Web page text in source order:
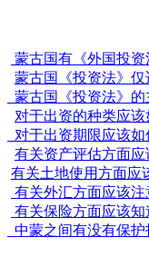
蒙古国有《外国投资
蒙古国《投资法》
蒙古国《投资法》的
对于出资的种类应该
对于出资期限应该如
有关资产评估方面应
有关土地使用方面应
有关外汇方面应该注
有关保险方面应该知
中蒙之间有没有保护